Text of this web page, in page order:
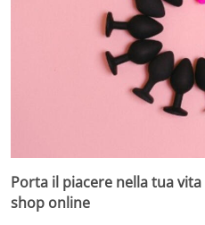
Porta il piacere nella tua
shop online